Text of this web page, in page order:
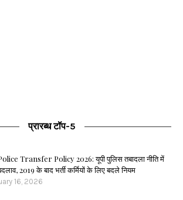
प्रारब्ध टॉप-5
Transfer Policy 2026: यूपी पुलिस तबादला नीति में
2019 के बाद भर्ती कर्मियों के लिए बदले नियम
16, 2026